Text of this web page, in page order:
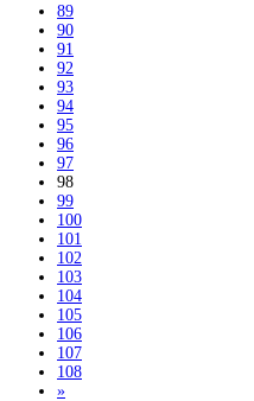
89
90
91
92
93
94
95
96
97
98
99
100
101
102
103
104
105
106
107
108
»